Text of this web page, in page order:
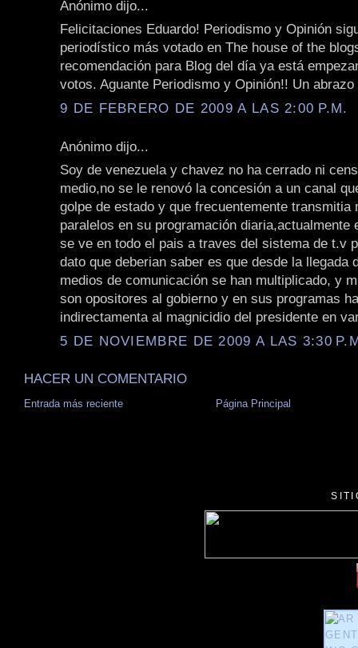
Anónimo dijo...
Felicitaciones Eduardo! Periodismo y Opinión
periodístico más votado en The house of the
recomendación para Blog del día ya está
votos. Aguante Periodismo y Opinión!! Un abrazo
9 DE FEBRERO DE 2009 A LAS 2:00 P.M.
Anónimo dijo...
Soy de venezuela y chavez no ha cerrado ni
medio,no se le renovó la concesión a un canal
golpe de estado y que frecuentemente transmitia
paralelos en su programación diaria,actualmente
se ve en todo el pais a traves del sistema de t.v
dato que deberian saber es que desde la llegada
medios de comunicación se han multiplicado, y
son opositores al gobierno y en sus programas
indirectamenta al magnicidio del presidente en
5 DE NOVIEMBRE DE 2009 A LAS 3:30
HACER UN COMENTARIO
Entrada más reciente Página Principal